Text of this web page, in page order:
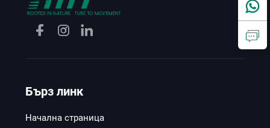
Бърз линк
Начална страница